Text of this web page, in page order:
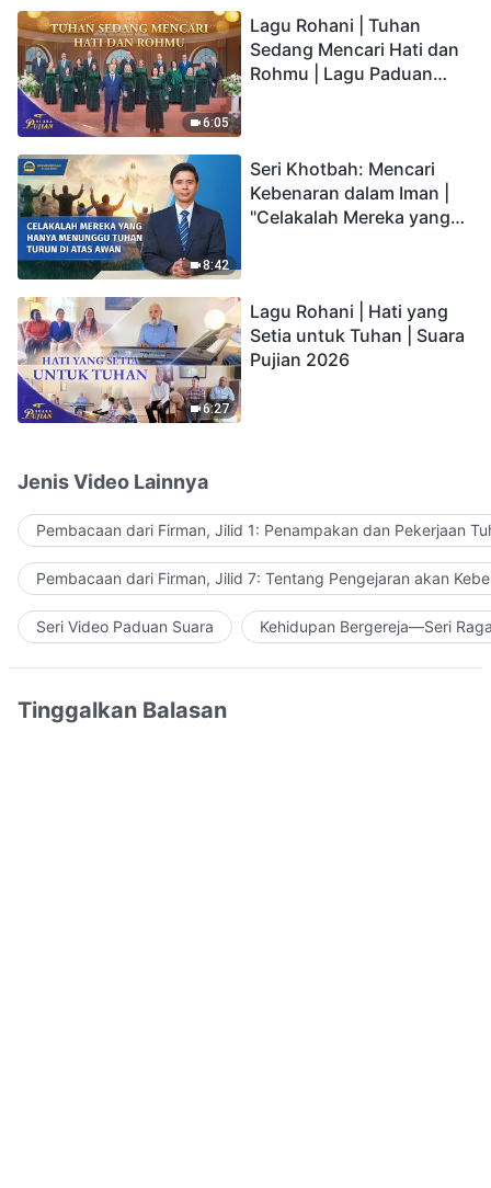
6:05
Lagu Rohani | Tuhan
Sedang Mencari Hati dan
Rohmu | Lagu Paduan
8:42
Seri Khotbah: Mencari
Kebenaran dalam Iman |
"Celakalah Mereka yang
6:27
Lagu Rohani | Hati yang
Setia untuk Tuhan | Suara
Pujian 2026
Jenis Video Lainnya
Pembacaan dari Firman, Jilid 1: Penampakan dan Pekerjaan
Pembacaan dari Firman, Jilid 7: Tentang Pengejaran akan
Seri Video Paduan Suara Kehidupan Bergereja—Seri
Tinggalkan Balasan